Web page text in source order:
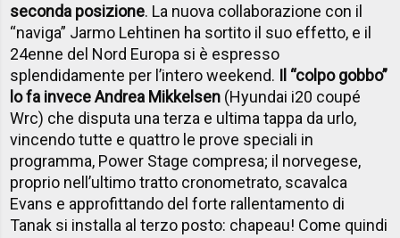
seconda posizione. La nuova collaborazione con il
“naviga” Jarmo Lehtinen ha sortito il suo effetto, e il
24enne del Nord Europa si è espresso
splendidamente per l’intero weekend. Il “colpo gobbo”
lo fa invece Andrea Mikkelsen (Hyundai i20 coupé
Wrc) che disputa una terza e ultima tappa da urlo,
vincendo tutte e quattro le prove speciali in
programma, Power Stage compresa; il norvegese,
proprio nell’ultimo tratto cronometrato, scavalca
Evans e approfittando del forte rallentamento di
Tanak si installa al terzo posto: chapeau! Come quindi